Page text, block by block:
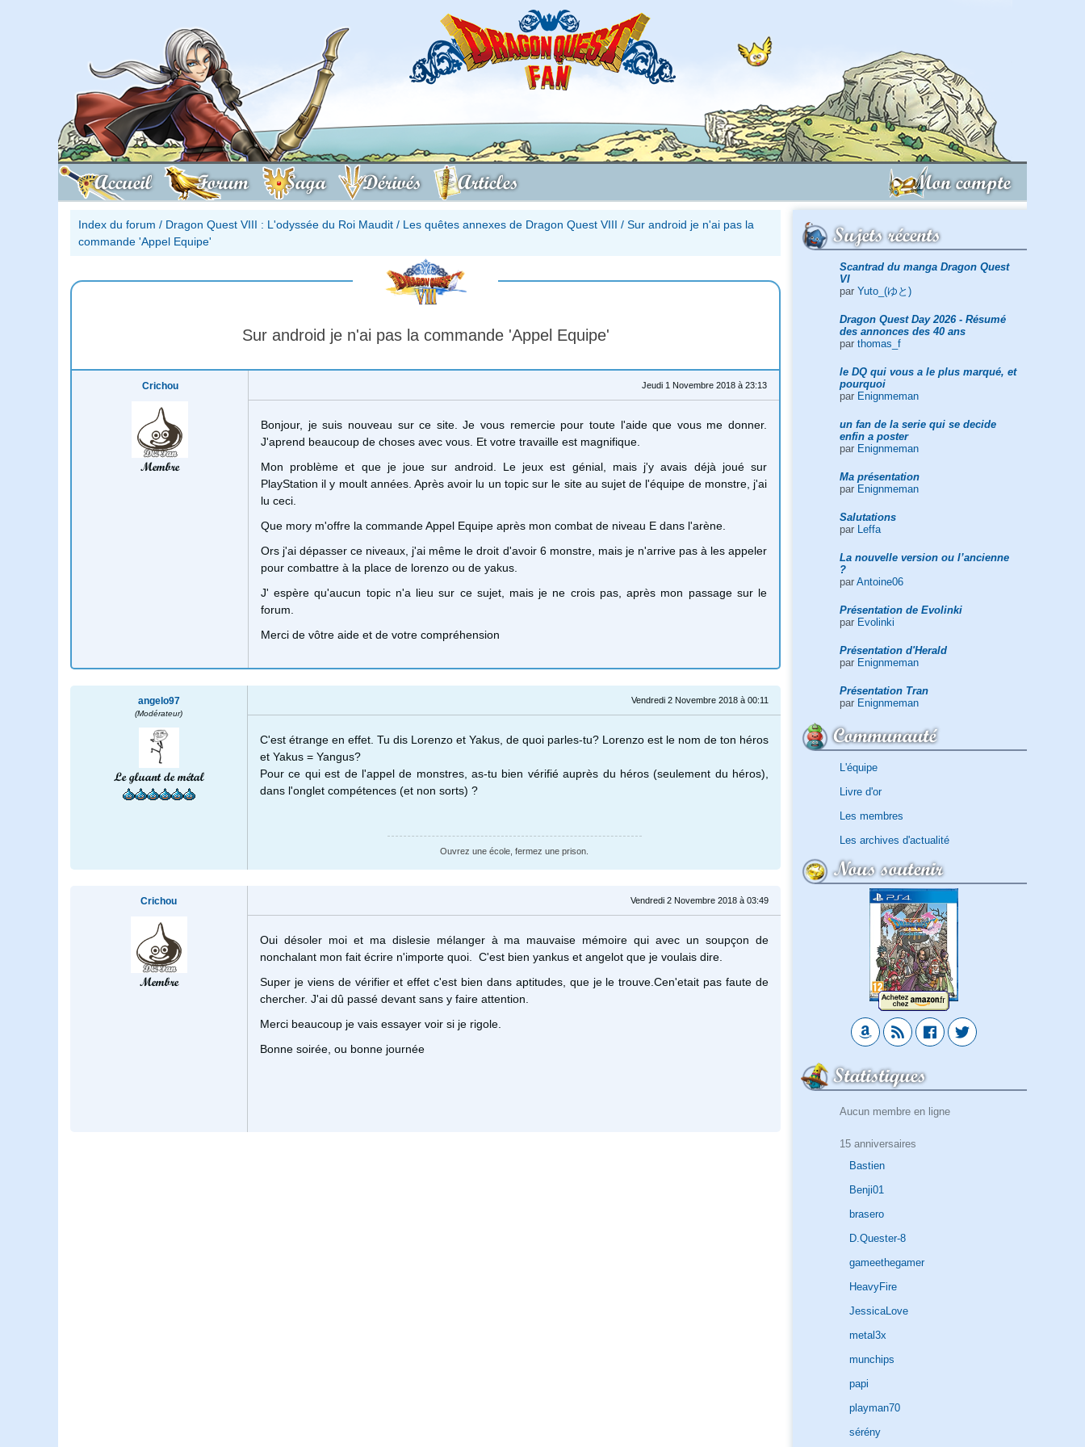
Accueil Forum Saga Dérivés Articles Mon compte
Sujets récents
Scantrad du manga Dragon Quest
VI
par Yuto_(ゆと)
Dragon Quest Day 2026 - Résumé
des annonces des 40 ans
par thomas_f
le DQ qui vous a le plus marqué, et
pourquoi
par Enignmeman
un fan de la serie qui se decide
enfin a poster
par Enignmeman
Ma présentation
par Enignmeman
Salutations
par
Leffa
La nouvelle version ou l’ancienne
?
par Antoine06
Présentation de Evolinki
par Evolinki
Présentation d'Herald
par Enignmeman
Présentation Tran
par Enignmeman
Communauté
L'équipe
Livre d'or
Les membres
Les archives d'actualité
Nous soutenir
Statistiques
Aucun membre en ligne
15 anniversaires
Bastien
Benji01
brasero
D.Quester-8
gameethegamer
HeavyFire
JessicaLove
metal3x
munchips
papi
playman70
sérény
Index du forum / Dragon Quest VIII : L'odyssée du Roi Maudit / Les quêtes annexes de Dragon Quest VIII / Sur android je n'ai pas la
commande 'Appel Equipe'
Sur android je n'ai pas la commande 'Appel Equipe'
Crichou
Membre
Jeudi 1 Novembre 2018 à 23:13
Bonjour, je suis nouveau sur ce site. Je vous remercie pour toute l'aide que vous me donner.
J'aprend beaucoup de choses avec vous. Et votre travaille est magnifique.
Mon problème et que je joue sur android. Le jeux est génial, mais j'y avais déjà joué sur
PlayStation il y moult années. Après avoir lu un topic sur le site au sujet de l'équipe de monstre, j'ai
lu ceci.
Que mory m'offre la commande Appel Equipe après mon combat de niveau E dans l'arène.
Ors j'ai dépasser ce niveaux, j'ai même le droit d'avoir 6 monstre, mais je n'arrive pas à les appeler
pour combattre à la place de lorenzo ou de yakus.
J' espère qu'aucun topic n'a lieu sur ce sujet, mais je ne crois pas, après mon passage sur le
forum.
Merci de vôtre aide et de votre compréhension
angelo97
(Modérateur)
Le gluant de métal
Vendredi 2 Novembre 2018 à 00:11
C'est étrange en effet. Tu dis Lorenzo et Yakus, de quoi parles-tu? Lorenzo est le nom de ton héros
et Yakus = Yangus?
Pour ce qui est de l'appel de monstres, as-tu bien vérifié auprès du héros (seulement du héros),
dans l'onglet compétences (et non sorts) ?
Ouvrez une école, fermez une prison.
Crichou
Membre
Vendredi 2 Novembre 2018 à 03:49
Oui désoler moi et ma dislesie mélanger à ma mauvaise mémoire qui avec un soupçon de
nonchalant mon fait écrire n'importe quoi. C'est bien yankus et angelot que je voulais dire.
Super je viens de vérifier et effet c'est bien dans aptitudes, que je le trouve.Cen'etait pas faute de
chercher. J'ai dû passé devant sans y faire attention.
Merci beaucoup je vais essayer voir si je rigole.
Bonne soirée, ou bonne journée